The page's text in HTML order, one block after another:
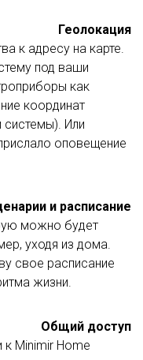
Геолокация
к адресу на карте.
под ваши
как
координат
Или
оповещение
и расписание
можно будет
уходя из дома.
свое расписание
жизни.
Общий доступ
Minimir Home